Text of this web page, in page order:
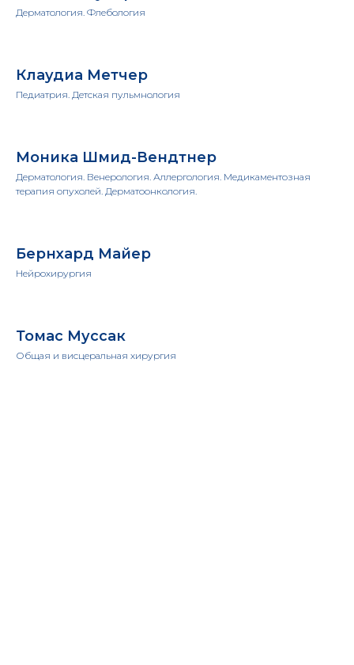
Дерматология. Флебология
Клаудиа Метчер
Педиатрия. Детская пульмнология
Моника Шмид-Вендтнер
Дерматология. Венерология. Аллергология. Медикаментозная
терапия опухолей. Дерматоонкология.
Бернхард Майер
Нейрохирургия
Томас Муссак
Общая и висцеральная хирургия